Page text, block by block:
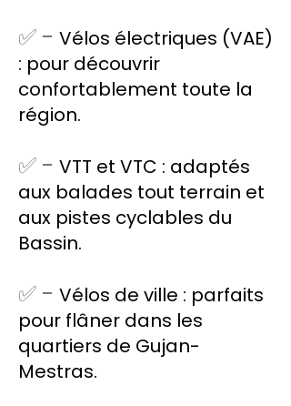
✅ - Vélos électriques (VAE)
: pour découvrir
confortablement toute la
région.
✅ - VTT et VTC : adaptés
aux balades tout terrain et
aux pistes cyclables du
Bassin.
✅ - Vélos de ville : parfaits
pour flâner dans les
quartiers de Gujan-
Mestras.